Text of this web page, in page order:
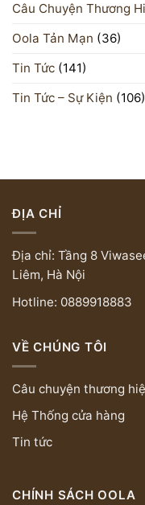
Câu Chuyện Thương
Oola Tản Mạn (36)
Tin Tức (141)
Tin Tức – Sự Kiện (106)
ĐỊA CHỈ
Địa chỉ: Tầng 8
Liêm, Hà Nội
Hotline: 0889918883
VỀ CHÚNG TÔI
Câu chuyện thương
Hệ Thống cửa hàng
Tin tức
CHÍNH SÁCH OOLA